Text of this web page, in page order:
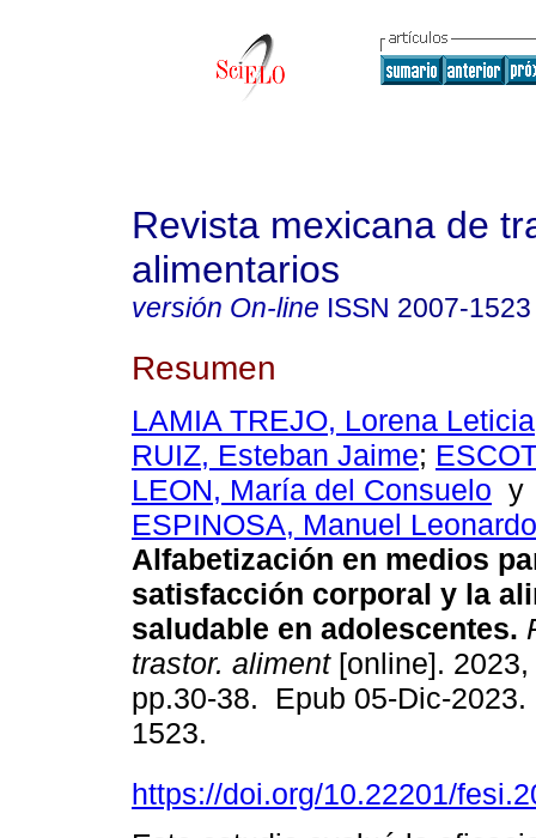
Revista mexicana de
alimentarios
versión On-line ISSN 2007-1523
Resumen
LAMIA TREJO, Lorena Leticia
RUIZ, Esteban Jaime;
LEON, María del Consuelo
ESPINOSA, Manuel Leonardo
Alfabetización en medios
satisfacción corporal y la
saludable en adolescentes.
trastor. aliment[online]. 2023,
pp.30-38. Epub 05-Dic-2023.
1523.
https://doi.org/10.22201/